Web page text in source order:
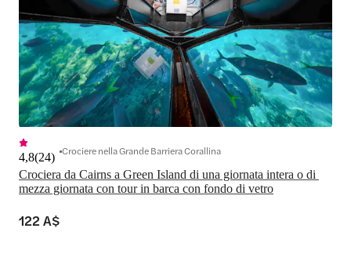
Crociera da Cairns a Green Island di una giornata intera o di
mezza giornata con tour in barca con fondo di vetro
4,8(24) Crociere nella Grande Barriera Corallina
122 A$